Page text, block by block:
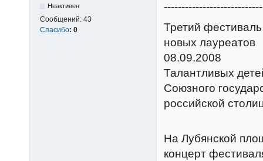
Неактивен
Сообщений: 43
Спасибо: 0
Третий
новых лауреатов
08.09.2008
Талантливых
Союзного
российской
На Лубянской
концерт